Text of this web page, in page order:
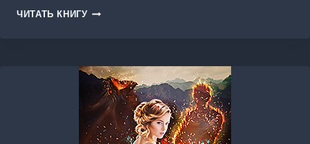
ЧИТАТЬ КНИГУ НЕВЕСТА
КАК
ДОВЕСТИ
ЖЕНИХА
ДО
РУЧКИ